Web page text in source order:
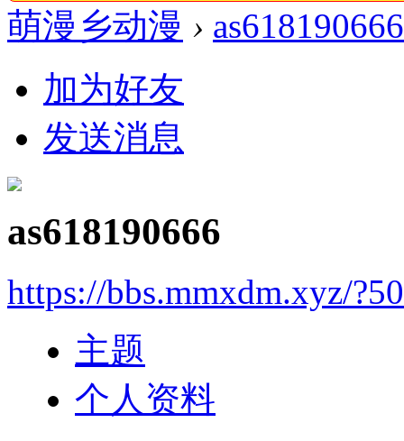
萌漫乡动漫 › as618190666
加为好友
发送消息
as618190666
https://bbs.mmxdm.xyz/
主题
个人资料